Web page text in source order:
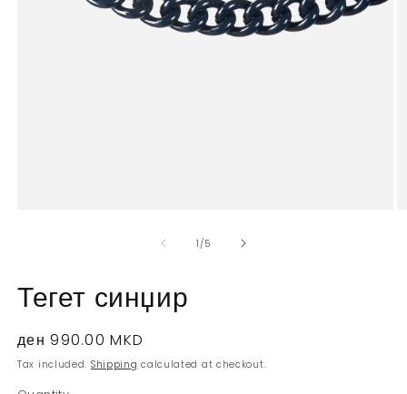
1 /of
5
Тегет синџир
Regular
price
ден 990.00 MKD
Tax included. Shipping calculated at checkout.